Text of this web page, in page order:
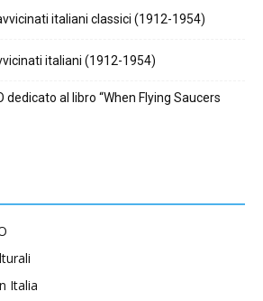
italiani classici (1912-1954)
italiani (1912-1954)
dedicato al libro “When Flying Saucers
Italia